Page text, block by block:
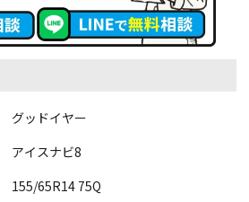
グッドイヤー
アイスナビ8
155/65R14 75Q